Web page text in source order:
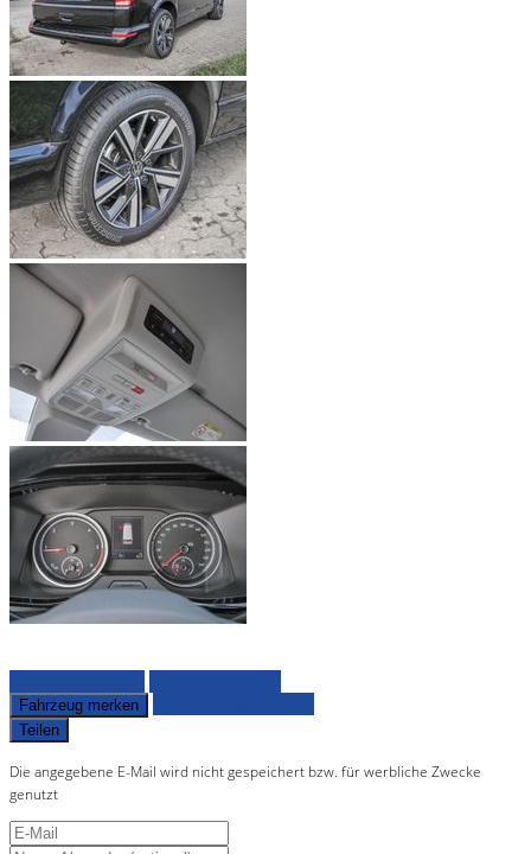
Fahrzeug merken
Teilen
Die angegebene E-Mail wird nicht gespeichert bzw. für werbliche Zwecke
genutzt